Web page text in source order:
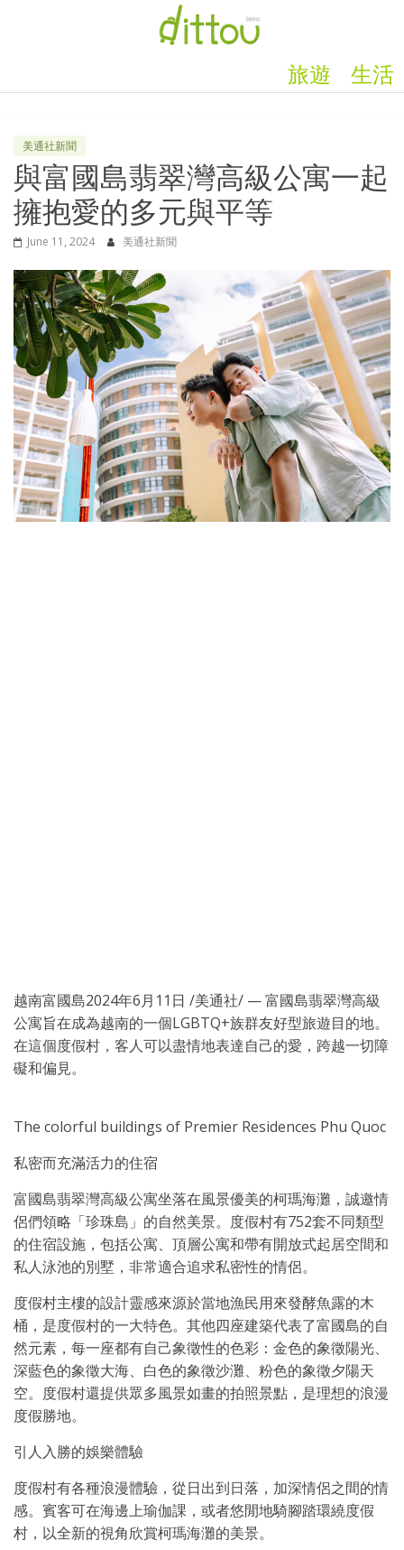
生活
旅遊
美通社新聞
與富國島翡翠灣高級公寓一起
擁抱愛的多元與平等
June 11, 2024 美通社新聞
越南富國島2024年6月11日 /美通社/ — 富國島翡翠灣高級
公寓旨在成為越南的一個LGBTQ+族群友好型旅遊目的地。
在這個度假村，客人可以盡情地表達自己的愛，跨越一切障
礙和偏見。
The colorful buildings of Premier Residences Phu Quoc
私密而充滿活力的住宿
富國島翡翠灣高級公寓坐落在風景優美的柯瑪海灘，誠邀情
侶們領略「珍珠島」的自然美景。度假村有752套不同類型
的住宿設施，包括公寓、頂層公寓和帶有開放式起居空間和
私人泳池的別墅，非常適合追求私密性的情侶。
度假村主樓的設計靈感來源於當地漁民用來發酵魚露的木
桶，是度假村的一大特色。其他四座建築代表了富國島的自
然元素，每一座都有自己象徵性的色彩：金色的象徵陽光、
深藍色的象徵大海、白色的象徵沙灘、粉色的象徵夕陽天
空。度假村還提供眾多風景如畫的拍照景點，是理想的浪漫
度假勝地。
引人入勝的娛樂體驗
度假村有各種浪漫體驗，從日出到日落，加深情侶之間的情
感。賓客可在海邊上瑜伽課，或者悠閒地騎腳踏環繞度假
村，以全新的視角欣賞柯瑪海灘的美景。